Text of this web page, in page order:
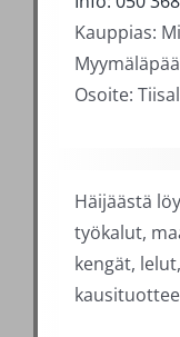
Kauppias:
Osoite:
Häijäästä
työkalut,
kengät,